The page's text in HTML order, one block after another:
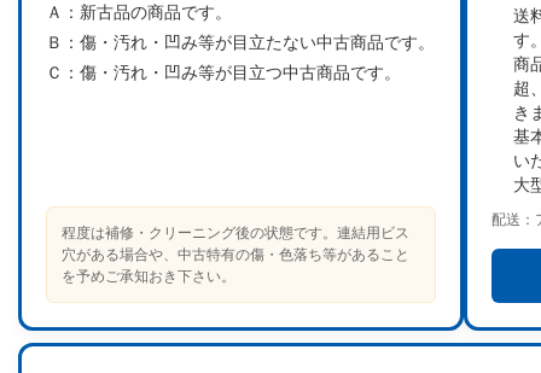
Ａ： 新古品の商品です。
Ｂ： 傷・汚れ・凹み等が目立たない中古商品です。
Ｃ： 傷・汚れ・凹み等が目立つ中古商品です。
程度は補修・クリーニング後の状態です。連結用ビス
穴がある場合や、中古特有の傷・色落ち等があること
を予めご承知おき下さい。
送
す
商
超
き
基
い
大
配送：